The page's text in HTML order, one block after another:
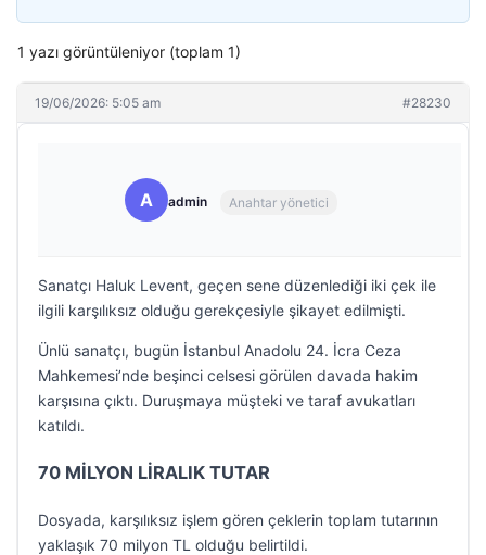
1 yazı görüntüleniyor (toplam 1)
19/06/2026: 5:05 am #28230
A admin Anahtar yönetici
Sanatçı Haluk Levent, geçen sene düzenlediği iki çek ile
ilgili karşılıksız olduğu gerekçesiyle şikayet edilmişti.
Ünlü sanatçı, bugün İstanbul Anadolu 24. İcra Ceza
Mahkemesi’nde beşinci celsesi görülen davada hakim
karşısına çıktı. Duruşmaya müşteki ve taraf avukatları
katıldı.
70 MİLYON LİRALIK TUTAR
Dosyada, karşılıksız işlem gören çeklerin toplam tutarının
yaklaşık 70 milyon TL olduğu belirtildi.